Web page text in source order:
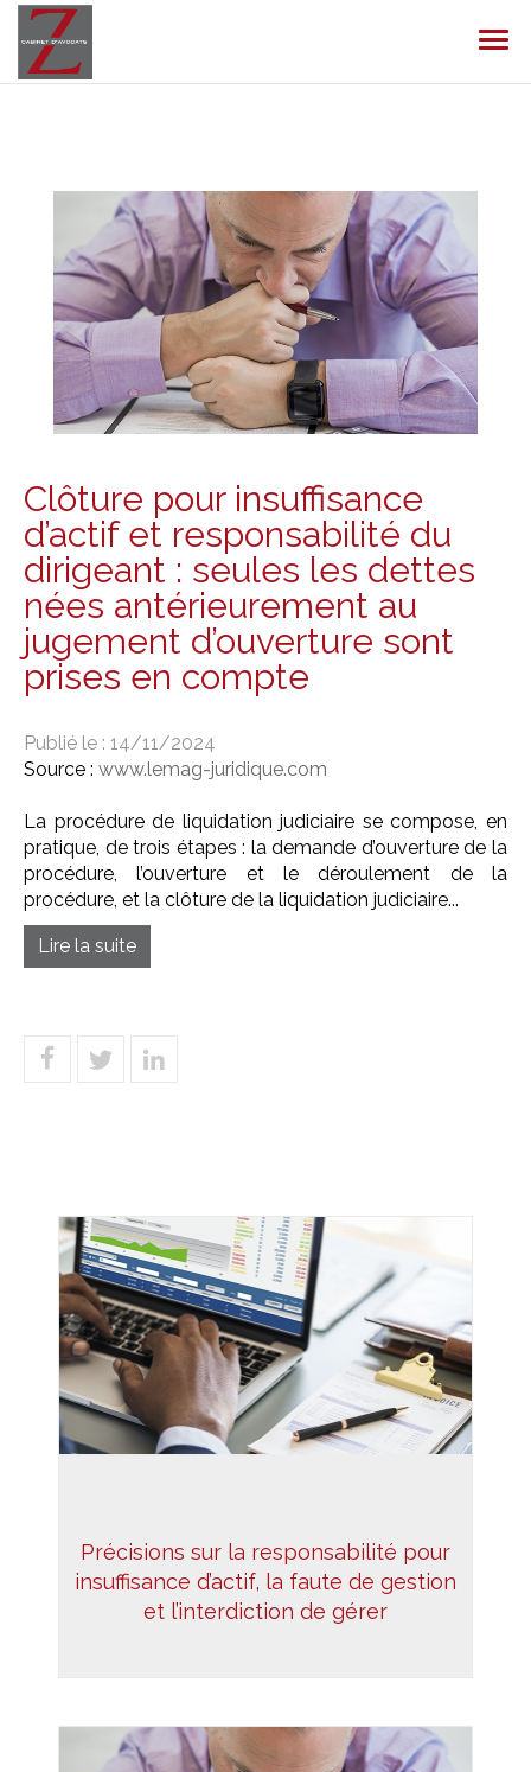
Clôture pour insuffisance
d’actif et responsabilité du
dirigeant : seules les dettes
nées antérieurement au
jugement d’ouverture sont
prises en compte
Publié le : 14/11/2024
Source : www.lemag-juridique.com
La procédure de liquidation judiciaire se compose, en
pratique, de trois étapes : la demande d’ouverture de la
procédure, l’ouverture et le déroulement de la
procédure, et la clôture de la liquidation judiciaire...
Lire la suite
Précisions sur la responsabilité pour
insuffisance d’actif, la faute de gestion
et l’interdiction de gérer